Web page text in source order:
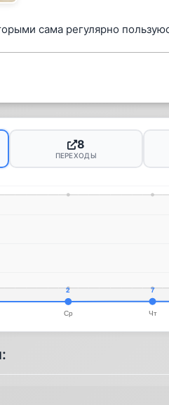
сама регулярно
8
ПЕРЕХОДЫ